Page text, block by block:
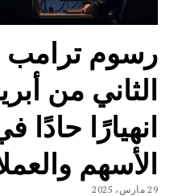
رسوم ترامب
الثاني من
انهيارًا حادًا
الأسهم
29 مارس، 2025